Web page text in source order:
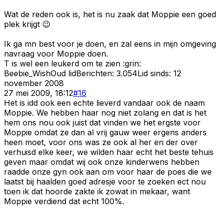
Wat de reden ook is, het is nu zaak dat Moppie een goed
plek krijgt 😉
Ik ga mn best voor je doen, en zal eens in mijn omgeving
navraag voor Moppie doen.
T is wel een leukerd om te zien :grin:
Beebie_WishOud lidBerichten: 3.054Lid sinds: 12
november 2008
27 mei 2009, 18:12#16
Het is idd ook een echte lieverd vandaar ook de naam
Moppie. We hebben haar nog niet zolang en dat is het
hem ons nou ook juist dat vinden we het ergste voor
Moppie omdat ze dan al vrij gauw weer ergens anders
heen moet, voor ons was ze ook al her en der over
verhuisd elke keer, we wilden haar echt het beste tehuis
geven maar omdat wij ook onze kinderwens hebben
raadde onze gyn ook aan om voor haar de poes die we
laatst bij haalden goed adresje voor te zoeken ect nou
toen ik dat hoorde zakte ik zowat in mekaar, want
Moppie verdiend dat echt 100%.